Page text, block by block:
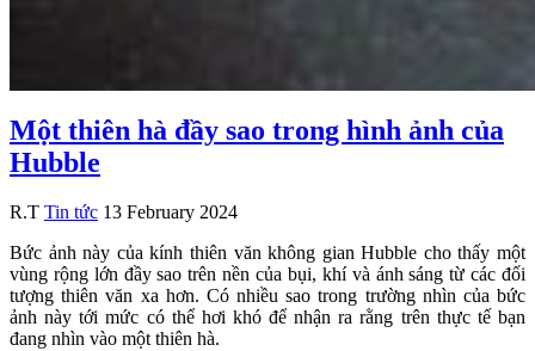
Một thiên hà đầy sao trong hình ảnh của
Hubble
R.T Tin tức 13 February 2024
Bức ảnh này của kính thiên văn không gian Hubble cho thấy một
vùng rộng lớn đầy sao trên nền của bụi, khí và ánh sáng từ các đối
tượng thiên văn xa hơn. Có nhiều sao trong trường nhìn của bức
ảnh này tới mức có thể hơi khó để nhận ra rằng trên thực tế bạn
đang nhìn vào một thiên hà.